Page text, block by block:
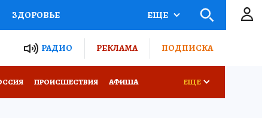
ЗДОРОВЬЕ
РОССИИ
ЕЩЕ
РАДИО РЕКЛАМА ПОДПИСКА
ПРОИСШЕСТВИЯ АФИША ЕЩЕ